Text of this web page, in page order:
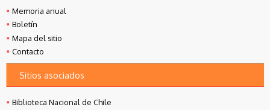
Memoria anual
Boletín
Mapa del sitio
Contacto
Sitios asociados
Biblioteca Nacional de Chile